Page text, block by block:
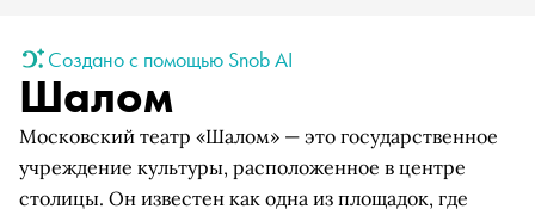
Создано с помощью Snob AI
Шалом
Московский театр «Шалом» — это государственное
учреждение культуры, расположенное в центре
столицы. Он известен как одна из площадок, где